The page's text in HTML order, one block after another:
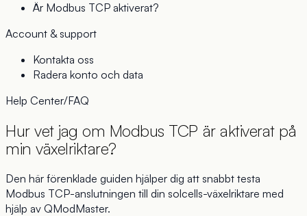
Är Modbus TCP aktiverat?
Account & support
Kontakta oss
Radera konto och data
Help Center/FAQ
Hur vet jag om Modbus TCP är aktiverat på
min växelriktare?
Den här förenklade guiden hjälper dig att snabbt testa
Modbus TCP-anslutningen till din solcells-växelriktare med
hjälp av QModMaster.